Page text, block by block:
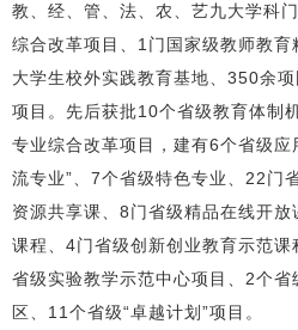
教、经、管、法、农、艺九大学科
综合改革项目、1门国家级教师教
大学生校外实践教育基地、350余
项目。先后获批10个省级教育体制
专业综合改革项目，建有6个省级应
流专业”、7个省级特色专业、22门
资源共享课、8门省级精品在线开
课程、4门省级创新创业教育示范
省级实验教学示范中心项目、2个
区、11个省级“卓越计划”项目。